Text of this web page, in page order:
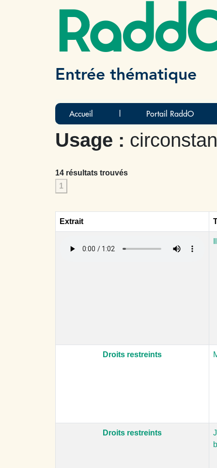
Entrée thématique
Accueil Portail RaddO
Usage :
14 résultats trouvés
1
Extrait
Droits restreints
Droits restreints